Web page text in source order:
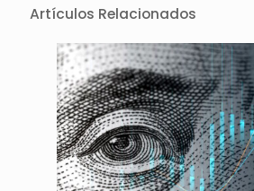
Artículos Relacionados